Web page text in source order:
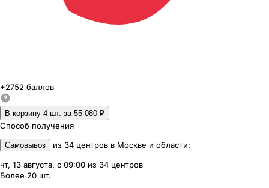
+2752 баллов
В корзину 4 шт. за 55 080 ₽
Способ получения
Самовывоз из 34 центров в Москве и области:
чт, 13 августа, с 09:00 из 34 центров
Более 20 шт.